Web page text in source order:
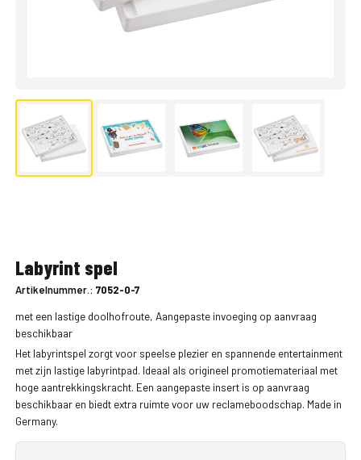
Labyrint spel
Artikelnummer.: 7052-0-7
met een lastige doolhofroute, Aangepaste invoeging op aanvraag
beschikbaar
Het labyrintspel zorgt voor speelse plezier en spannende entertainment
met zijn lastige labyrintpad. Ideaal als origineel promotiemateriaal met
hoge aantrekkingskracht. Een aangepaste insert is op aanvraag
beschikbaar en biedt extra ruimte voor uw reclameboodschap. Made in
Germany.